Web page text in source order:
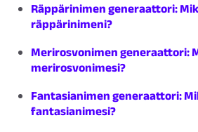
Räppärinimen generaattori:
räppärinimeni?
Merirosvonimen generaattori:
merirosvonimesi?
Fantasianimen generaattori:
fantasianimesi?